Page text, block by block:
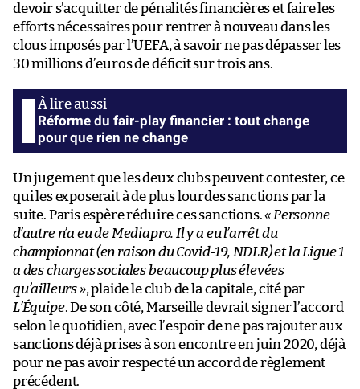
devoir s’acquitter de pénalités financières et faire les
efforts nécessaires pour rentrer à nouveau dans les
clous imposés par l’UEFA, à savoir ne pas dépasser les
30 millions d’euros de déficit sur trois ans.
Réforme du fair-play financier : tout change
pour que rien ne change
Un jugement que les deux clubs peuvent contester, ce
qui les exposerait à de plus lourdes sanctions par la
suite. Paris espère réduire ces sanctions.« Personne
d’autre n’a eu de Mediapro. Il y a eu l’arrêt du
championnat (en raison du Covid-19, NDLR) et la Ligue 1
a des charges sociales beaucoup plus élevées
qu’ailleurs », plaide le club de la capitale, cité par
L’Équipe. De son côté, Marseille devrait signer l’accord
selon le quotidien, avec l’espoir de ne pas rajouter aux
sanctions déjà prises à son encontre en juin 2020, déjà
pour ne pas avoir respecté un accord de règlement
précédent.